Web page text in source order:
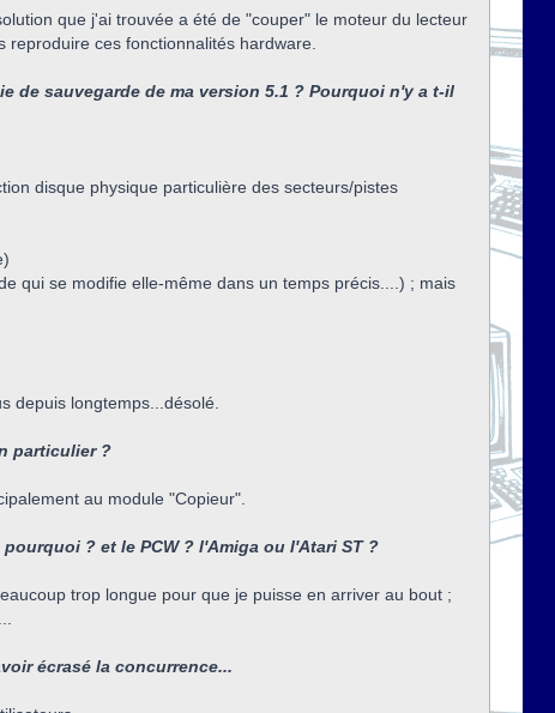
que j'ai trouvée a été de "couper" le moteur du lecteur
ces fonctionnalités hardware.
sauvegarde de ma version 5.1 ? Pourquoi n'y a t-il
disque physique particulière des secteurs/pistes
qui se modifie elle-même dans un temps précis....) ; mais
depuis longtemps...désolé.
particulier ?
au module "Copieur".
? et le PCW ? l'Amiga ou l'Atari ST ?
trop longue pour que je puisse en arriver au bout ;
écrasé la concurrence...